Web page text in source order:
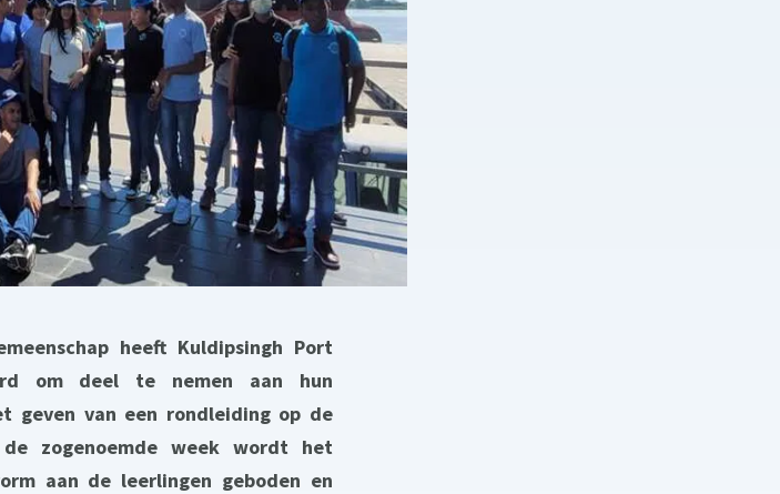
heeft Kuldipsingh Port
om deel te nemen aan hun
geven van een rondleiding op de
zogenoemde week wordt het
aan de leerlingen geboden en